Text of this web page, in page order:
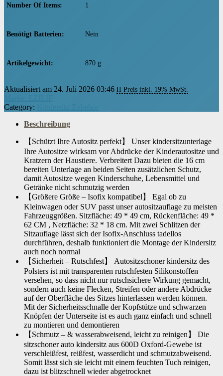
Number Of Items ‎1
Benötigt Batterien ‎Nein
Artikelgewicht ‎870 g
Aktualisiert am 24. Juli 2026 03:46 II Preis inkl. 19% MwSt.
Category:
Beschreibung
【Schützt Ihre Autositz perfekt】 Unser kindersitzunterlage
Ihre Autositze wirksam vor Abdrücke der Kinderautositze und
Kratzern der Haustiere. Verbreitert Dazu bieten die 16 cm
bereiten Unterlage an beiden Seiten zusätzlichen Schutz,
damit Autositze wegen Kinderschuhe, Lebensmittel und
Getränke nicht schmutzig werden
【Größere Größe – Isofix kompatibel】 Egal ob zu
Kleinwagen oder SUV passt unser autositzauflage zu meisten
Fahrzeuggrößen. Sitzfläche: 49 * 49 cm, Rückenfläche: 49 *
62 CM , Netzfläche: 32 * 18 cm. Mit zwei Schlitzen der
Sitzauflage lässt sich der Isofix-Anschluss tadellos
durchführen, deshalb funktioniert die Montage der Kindersitz
auch noch normal
【Sicherheit – Rutschfest】 Autositzschoner kindersitz des
Polsters ist mit transparenten rutschfesten Silikonstoffen
versehen, so dass nicht nur rutschsichere Wirkung gemacht,
sondern auch keine Flecken, Streifen oder andere Abdrücke
auf der Oberfläche des Sitzes hinterlassen werden können.
Mit der Sicherheitsschnalle der Kopfstütze und schwarzen
Knöpfen der Unterseite ist es auch ganz einfach und schnell
zu montieren und demontieren
【Schmutz – & wasserabweisend, leicht zu reinigen】 Die
sitzschoner auto kindersitz aus 600D Oxford-Gewebe ist
verschleißfest, reißfest, wasserdicht und schmutzabweisend.
Somit lässt sich sie leicht mit einem feuchten Tuch reinigen,
dazu ist blitzschnell wieder abgetrocknet